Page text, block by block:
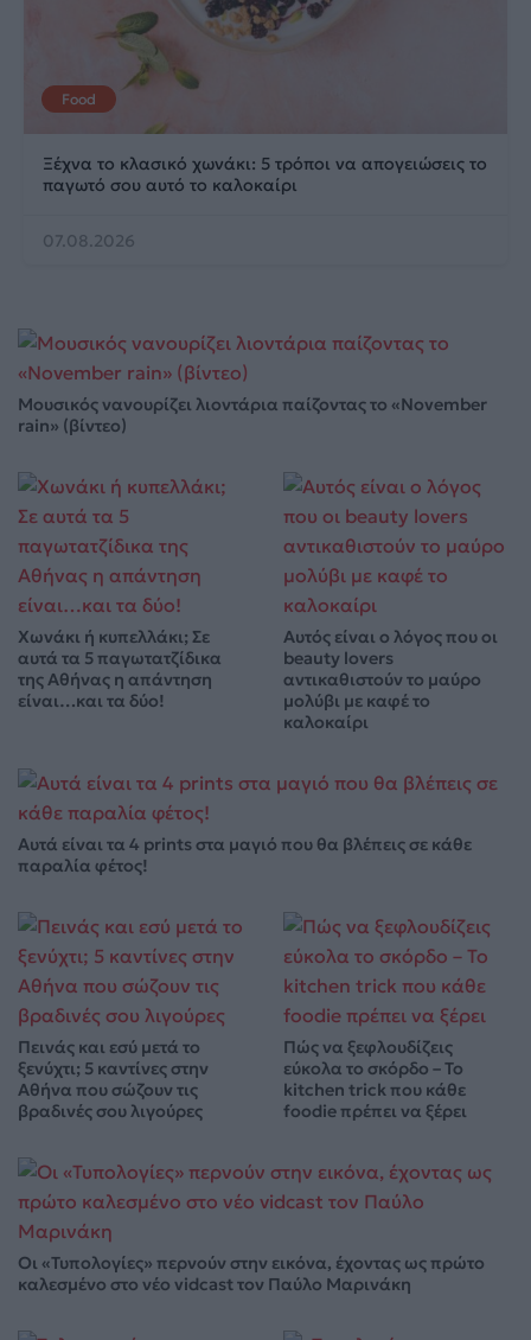
Food
Ξέχνα το κλασικό χωνάκι: 5 τρόποι να απογειώσεις το
παγωτό σου αυτό το καλοκαίρι
07.08.2026
Μουσικός νανουρίζει λιοντάρια παίζοντας το «November
rain» (βίντεο)
Χωνάκι ή κυπελλάκι; Σε
αυτά τα 5 παγωτατζίδικα
της Αθήνας η απάντηση
είναι…και τα δύο!
Αυτός είναι ο λόγος που οι
beauty lovers
αντικαθιστούν το μαύρο
μολύβι με καφέ το
καλοκαίρι
Αυτά είναι τα 4 prints στα μαγιό που θα βλέπεις σε κάθε
παραλία φέτος!
Πεινάς και εσύ μετά το
ξενύχτι; 5 καντίνες στην
Αθήνα που σώζουν τις
βραδινές σου λιγούρες
Πώς να ξεφλουδίζεις
εύκολα το σκόρδο – Το
kitchen trick που κάθε
foodie πρέπει να ξέρει
Οι «Τυπολογίες» περνούν στην εικόνα, έχοντας ως πρώτο
καλεσμένο στο νέο vidcast τον Παύλο Μαρινάκη